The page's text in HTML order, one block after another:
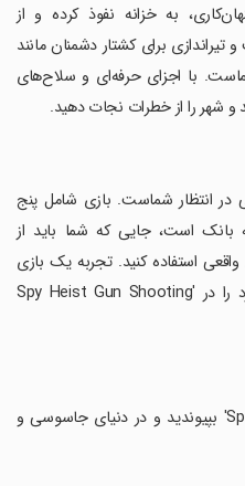
به خزانه نفوذ کرده و از
برای کشتار دشمنان مانند
با اجزای حرفه‌ای و سلاح‌های
و شهر را از خطرات نجات دهید.
در انتظار شماست. بازی شامل پنج
است، جایی که شما باید از
استفاده کنید. تجربه یک بازی
تیراندازی هیجان‌انگیز و منحصر به فرد را در 'Spy Heist Gun Shooting
‏به 'Spy Heist Gun Shooting Games' بپیوندید و در دنیای جاسوسی و